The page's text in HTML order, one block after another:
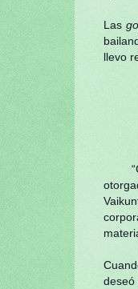
Las
llevo
deseó